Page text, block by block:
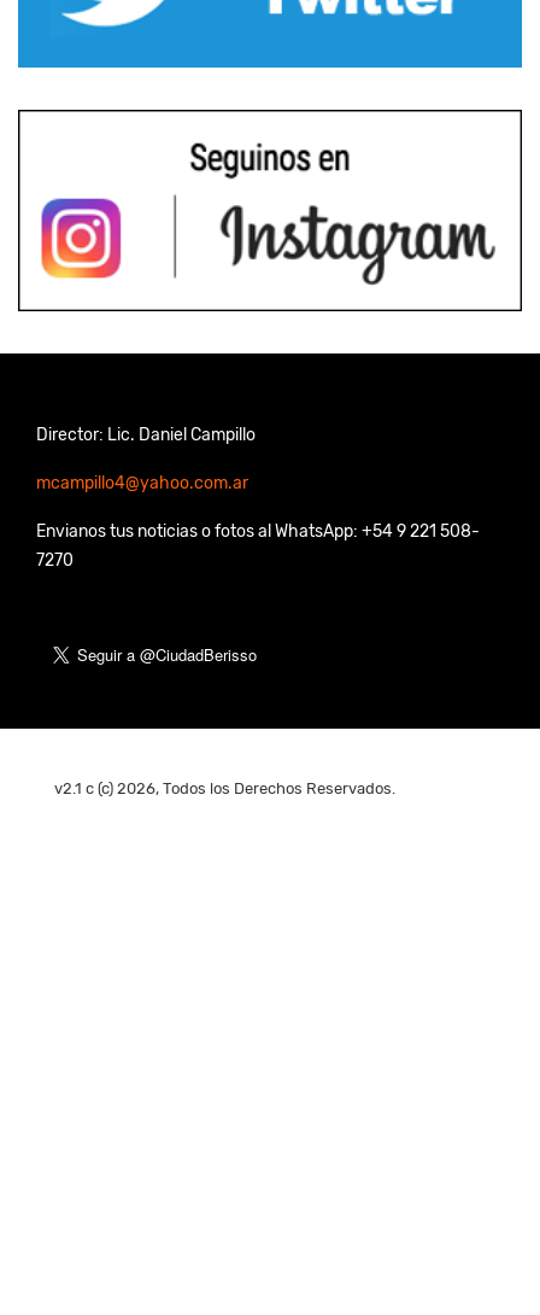
Director: Lic. Daniel Campillo
mcampillo4@yahoo.com.ar
Envianos tus noticias o fotos al WhatsApp: +54 9 221 508-
7270
v2.1 c (c) 2026, Todos los Derechos Reservados.